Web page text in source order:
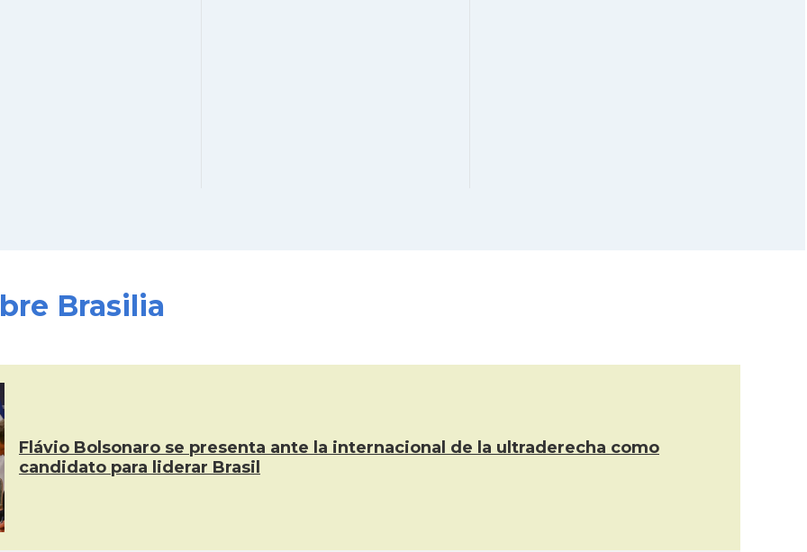
Associação Cultural
Casal
de Filosofia e Ciência
Brasilia
Flávio Bolsonaro se presenta ante la internacional de la ultraderecha como
candidato para liderar Brasil